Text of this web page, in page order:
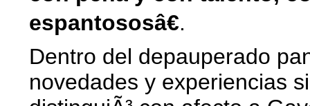
espantososâ€.
Dentro del depauperado
novedades y experiencias